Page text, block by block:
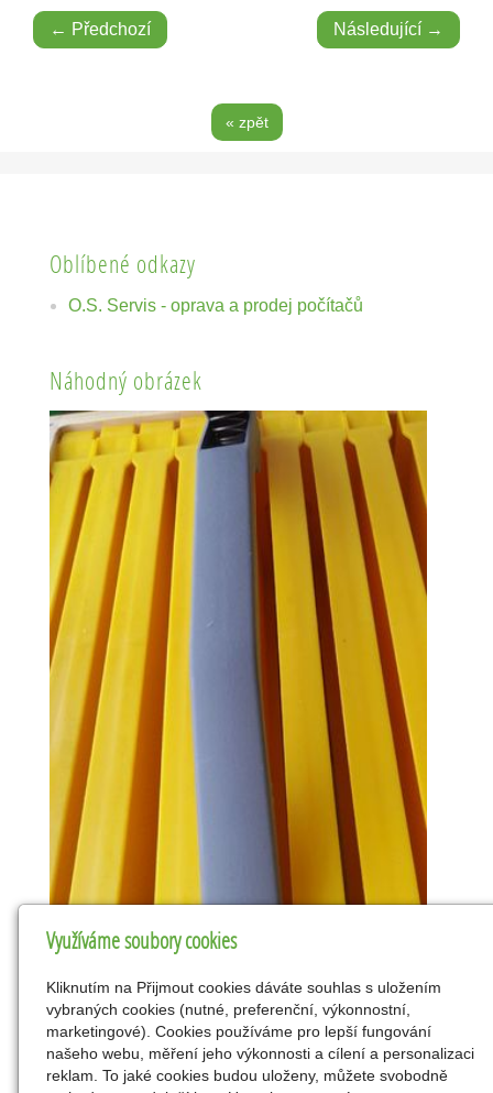
← Předchozí Následující →
« zpět
Oblíbené odkazy
O.S. Servis - oprava a prodej počítačů
Náhodný obrázek
Využíváme soubory cookies
Kliknutím na Přijmout cookies dáváte souhlas s uložením
vybraných cookies (nutné, preferenční, výkonnostní,
marketingové). Cookies používáme pro lepší fungování
našeho webu, měření jeho výkonnosti a cílení a personalizaci
reklam. To jaké cookies budou uloženy, můžete svobodně